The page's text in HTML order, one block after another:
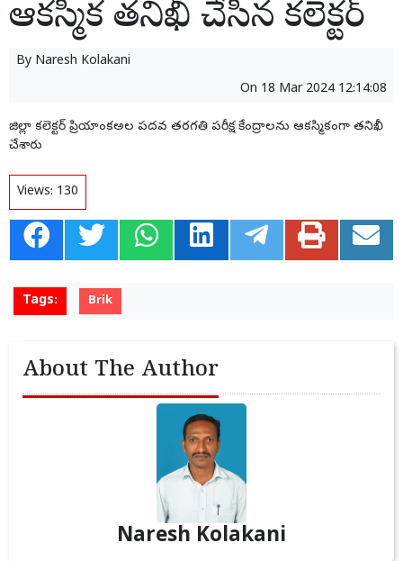
ఆకస్మిక తనిఖీ చేసిన కలెక్టర్
By Naresh Kolakani
On 18 Mar 2024 12:14:08
జిల్లా కలెక్టర్ ప్రియాంకఅల పదవ తరగతి పరీక్ష కేంద్రాలను ఆకస్మికంగా తనిఖీ
చేశారు
Views: 130
Tags: Brik
About The Author
Naresh Kolakani